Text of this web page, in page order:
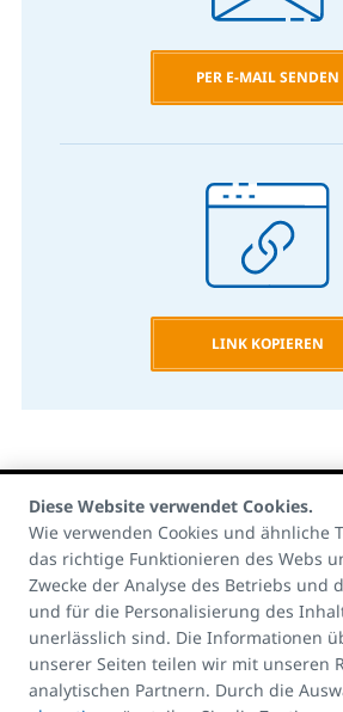
PER E-MAIL SENDEN
LINK KOPIEREN
Kontakte:
E-mail
info@korado.at
Diese Website verwendet Cookies.
Wie verwenden Cookies und ähnliche
das richtige Funktionieren des Webs
Zwecke der Analyse des Betriebs und
und für die Personalisierung des
unerlässlich sind. Die Informationen
unserer Seiten teilen wir mit unseren
analytischen Partnern. Durch die